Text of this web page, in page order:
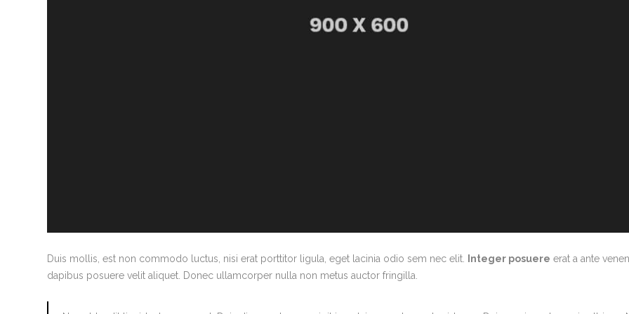
Duis mollis, est non commodo luctus, nisi erat porttitor ligula, eget lacinia odio sem nec elit. Integer posuere erat a ante
dapibus posuere velit aliquet. Donec ullamcorper nulla non metus auctor fringilla.